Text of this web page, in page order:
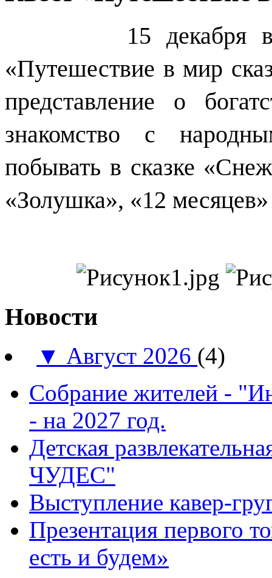
15 декабря в ДК
«Путешествие в мир
представление о
знакомство с
побывать в сказке
«Золушка», «12
Новости
▼ Август 2026 (4)
Собрание жителей -
- на 2027 год.
Детская
ЧУДЕС"
Выступление кавер-
Презентация первого
есть и будем»